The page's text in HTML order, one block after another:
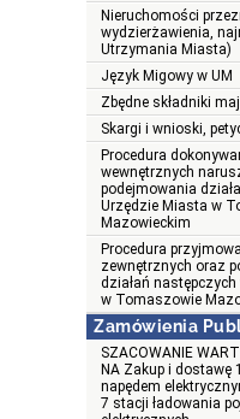
Nieruchomości
wydzierżawienia,
Utrzymania Miasta)
Język Migowy w UM
Zbędne składniki
Skargi i wnioski,
Procedura
wewnętrznych
podejmowania
Urzędzie Miasta w
Mazowieckim
Procedura
zewnętrznych oraz
działań
w Tomaszowie
Zamówienia
SZACOWANIE
NA Zakup i dostawę
napędem
7 stacji ładowania